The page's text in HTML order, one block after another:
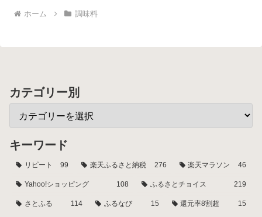
ホーム 調味料
カテゴリー別
キーワード
リピート 99 楽天ふるさと納税 276 楽天マラソン 46
Yahoo!ショッピング 108 ふるさとチョイス 219
さとふる 114 ふるなび 15 還元率8割超 15